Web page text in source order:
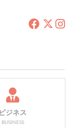
ビジネス
BUSINESS